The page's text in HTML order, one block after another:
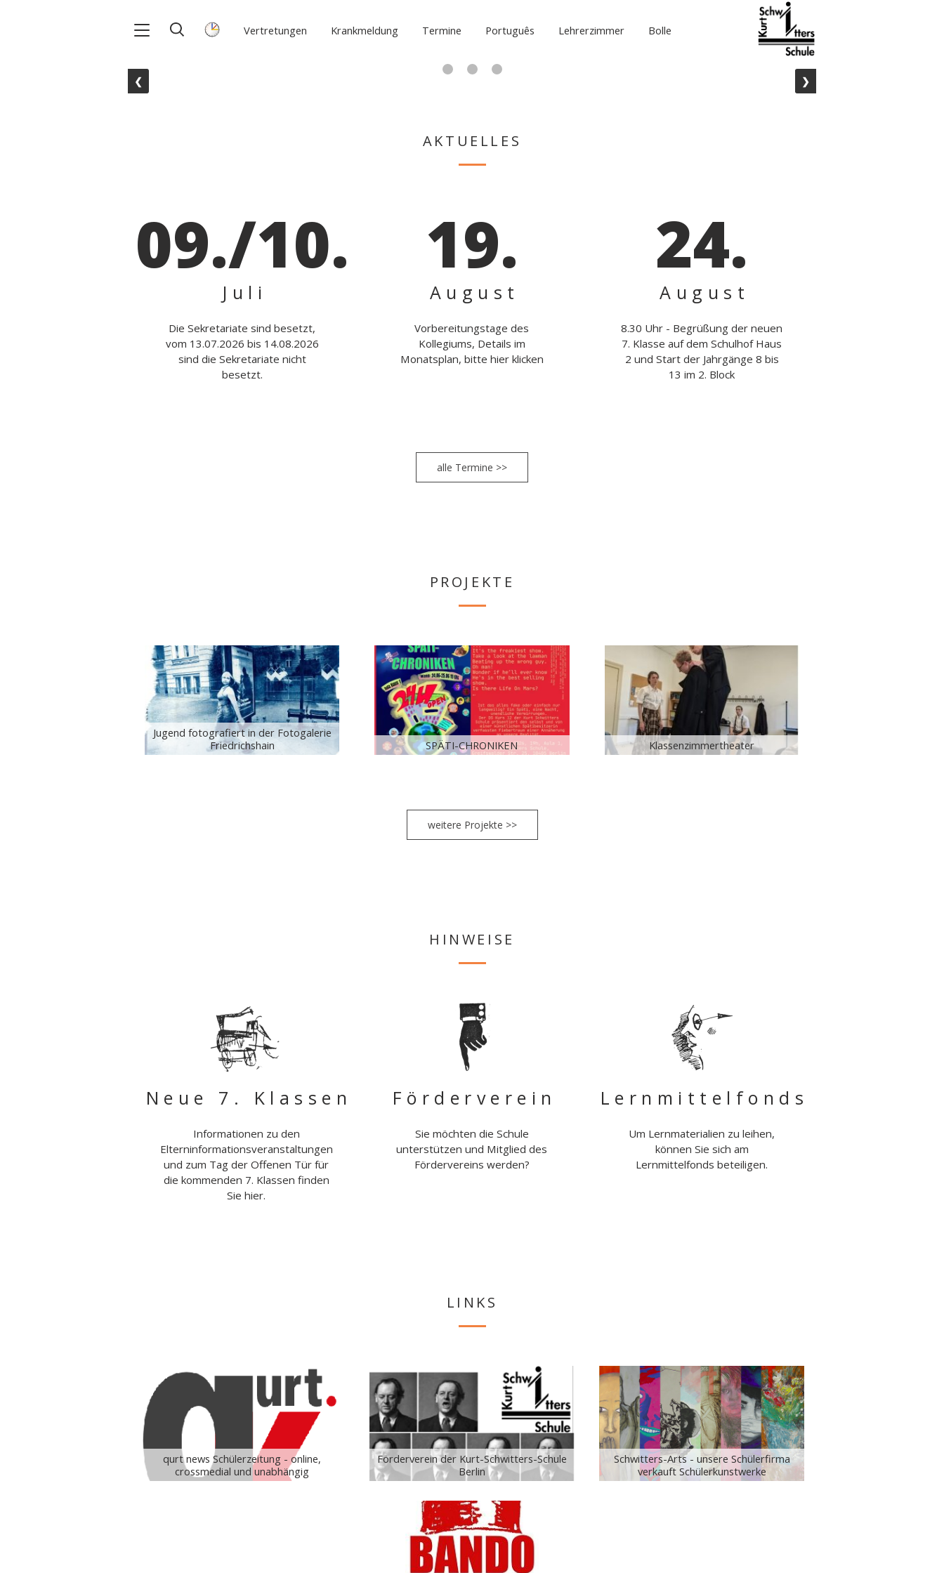
Vertretungen Krankmeldung Termine Português Lehrerzimmer Bolle
❮ ❯
AKTUELLES
09./10.
Juli
Die Sekretariate sind besetzt,
vom 13.07.2026 bis 14.08.2026
sind die Sekretariate nicht
besetzt.
19.
August
Vorbereitungstage des
Kollegiums, Details im
Monatsplan, bitte hier klicken
24.
August
8.30 Uhr - Begrüßung der neuen
7. Klasse auf dem Schulhof Haus
2 und Start der Jahrgänge 8 bis
13 im 2. Block
alle Termine >>
PROJEKTE
Jugend fotografiert in der Fotogalerie
Friedrichshain
SPÄTI-CHRONIKEN Klassenzimmertheater
weitere Projekte >>
HINWEISE
Neue 7. Klassen
Informationen zu den
Elterninformationsveranstaltungen
und zum Tag der Offenen Tür für
die kommenden 7. Klassen finden
Sie hier.
Förderverein
Sie möchten die Schule
unterstützen und Mitglied des
Fördervereins werden?
Lernmittelfonds
Um Lernmaterialien zu leihen,
können Sie sich am
Lernmittelfonds beteiligen.
LINKS
qurt news Schülerzeitung - online,
crossmedial und unabhängig
Förderverein der Kurt-Schwitters-Schule
Berlin
Schwitters-Arts - unsere Schülerfirma
verkauft Schülerkunstwerke